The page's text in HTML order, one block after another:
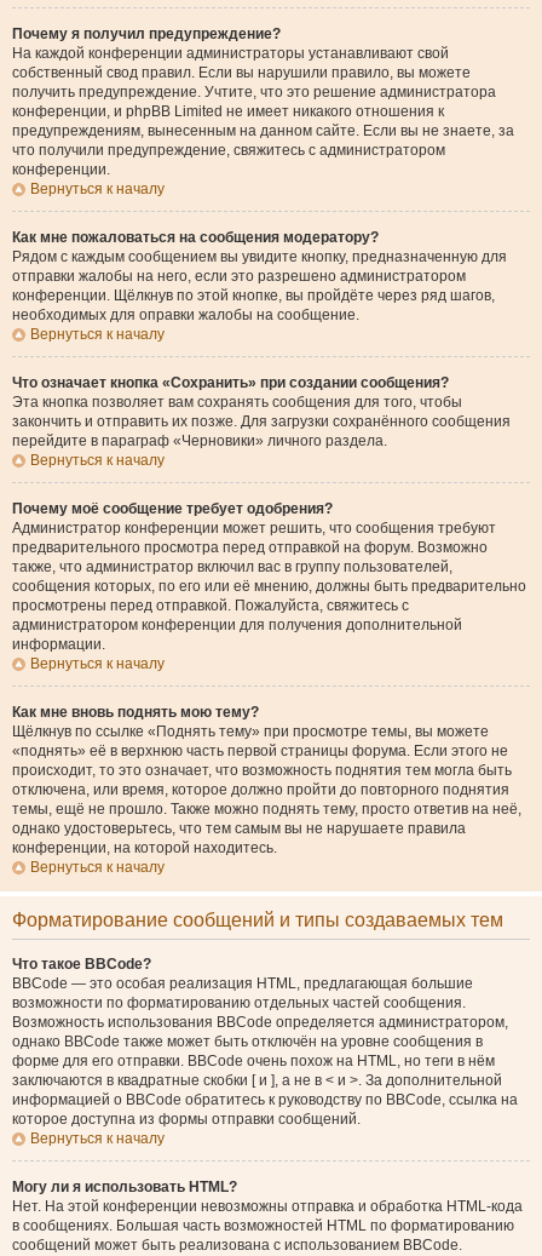
Почему я получил предупреждение?
На каждой конференции администраторы устанавливают свой
собственный свод правил. Если вы нарушили правило, вы можете
получить предупреждение. Учтите, что это решение администратора
конференции, и phpBB Limited не имеет никакого отношения к
предупреждениям, вынесенным на данном сайте. Если вы не знаете, за
что получили предупреждение, свяжитесь с администратором
конференции.
Вернуться к началу
Как мне пожаловаться на сообщения модератору?
Рядом с каждым сообщением вы увидите кнопку, предназначенную для
отправки жалобы на него, если это разрешено администратором
конференции. Щёлкнув по этой кнопке, вы пройдёте через ряд шагов,
необходимых для оправки жалобы на сообщение.
Вернуться к началу
Что означает кнопка «Сохранить» при создании сообщения?
Эта кнопка позволяет вам сохранять сообщения для того, чтобы
закончить и отправить их позже. Для загрузки сохранённого сообщения
перейдите в параграф «Черновики» личного раздела.
Вернуться к началу
Почему моё сообщение требует одобрения?
Администратор конференции может решить, что сообщения требуют
предварительного просмотра перед отправкой на форум. Возможно
также, что администратор включил вас в группу пользователей,
сообщения которых, по его или её мнению, должны быть предварительно
просмотрены перед отправкой. Пожалуйста, свяжитесь с
администратором конференции для получения дополнительной
информации.
Вернуться к началу
Как мне вновь поднять мою тему?
Щёлкнув по ссылке «Поднять тему» при просмотре темы, вы можете
«поднять» её в верхнюю часть первой страницы форума. Если этого не
происходит, то это означает, что возможность поднятия тем могла быть
отключена, или время, которое должно пройти до повторного поднятия
темы, ещё не прошло. Также можно поднять тему, просто ответив на неё,
однако удостоверьтесь, что тем самым вы не нарушаете правила
конференции, на которой находитесь.
Вернуться к началу
Форматирование сообщений и типы создаваемых тем
Что такое BBCode?
BBCode — это особая реализация HTML, предлагающая большие
возможности по форматированию отдельных частей сообщения.
Возможность использования BBCode определяется администратором,
однако BBCode также может быть отключён на уровне сообщения в
форме для его отправки. BBCode очень похож на HTML, но теги в нём
заключаются в квадратные скобки [ и ], а не в < и >. За дополнительной
информацией о BBCode обратитесь к руководству по BBCode, ссылка на
которое доступна из формы отправки сообщений.
Вернуться к началу
Могу ли я использовать HTML?
Нет. На этой конференции невозможны отправка и обработка HTML-кода
в сообщениях. Большая часть возможностей HTML по форматированию
сообщений может быть реализована с использованием BBCode.